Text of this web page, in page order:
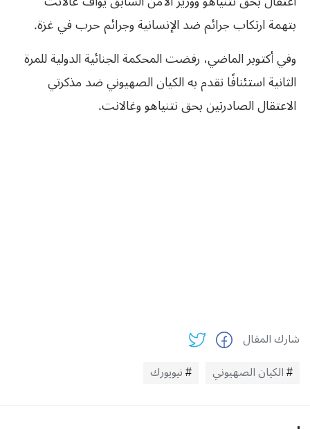
بتهمة ارتكاب جرائم ضد الإنسانية وجرائم حرب في غزة.
وفي أكتوبر الماضي، رفضت المحكمة الجنائية الدولية للمرة
الثانية استئنافًا تقدم به الكيان الصهيوني ضد مذكرتي
الاعتقال الصادرتين بحق نتنياهو وغالانت.
شارك المقال
الكيان الصهيوني
نيويورك